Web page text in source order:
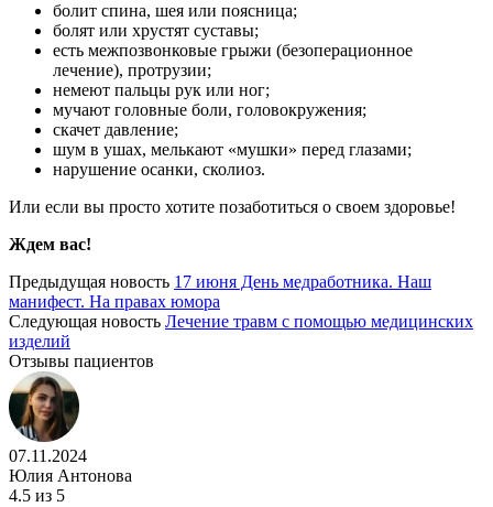
болит спина, шея или поясница;
болят или хрустят суставы;
есть межпозвонковые грыжи (безоперационное
лечение), протрузии;
немеют пальцы рук или ног;
мучают головные боли, головокружения;
скачет давление;
шум в ушах, мелькают «мушки» перед глазами;
нарушение осанки, сколиоз.
Или если вы просто хотите позаботиться о своем здоровье!
Ждем вас!
Предыдущая новость 17 июня День медработника. Наш
манифест. На правах юмора
Следующая новость Лечение травм с помощью медицинских
изделий
Отзывы пациентов
07.11.2024
Юлия Антонова
4.5 из 5